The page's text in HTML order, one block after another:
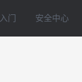
门 安全中心